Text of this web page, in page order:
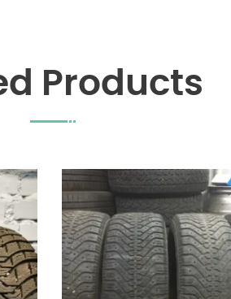
Products